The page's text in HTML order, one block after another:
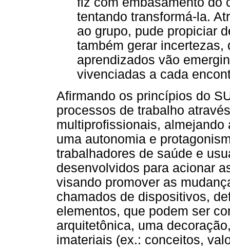
tentando transformá-la.
ao grupo, pude propiciar
também gerar
aprendizados vão
vivenciadas a cada
Afirmando os princípios do
processos de trabalho
multiprofissionais,
uma autonomia e
trabalhadores de saúde e
desenvolvidos para acionar
visando promover as
chamados de dispositivos,
elementos, que podem ser
arquitetônica, uma
imateriais (ex.: conceitos,